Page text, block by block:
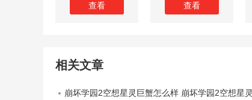
查看
查看
相关文章
崩坏学园2空想星灵巨蟹怎么样 崩坏学园2空想星灵巨蟹装